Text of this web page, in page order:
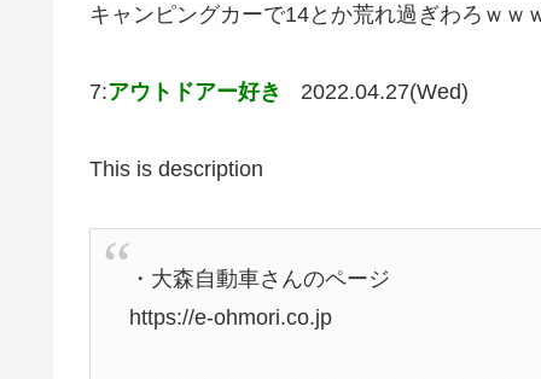
キャンピングカーで14とか荒れ過ぎわろｗｗ
7:アウトドアー好き 2022.04.27(Wed)
This is description
・大森自動車さんのページ
https://e-ohmori.co.jp